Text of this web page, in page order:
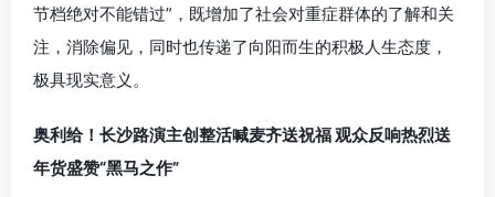
节档绝对不能错过”，既增加了社会对重症群体的了解和关
注，消除偏见，同时也传递了向阳而生的积极人生态度，
极具现实意义。
奥利给！长沙路演主创整活喊麦齐送祝福 观众反响热烈送
年货盛赞“黑马之作”